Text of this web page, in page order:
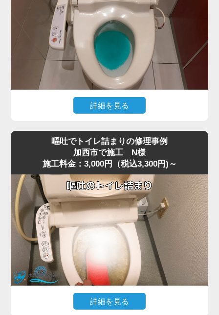
に分けて流す」「厚手ペーパーを大量に使わない」など正
しい使い方もお伝えしました。
大量のペーパーによる詰まりは軽度に見えても、便器内部
の奥で固まっていることが多く、高圧ポンプのような専門
機材でないと解消が難しいケースが非常に多いです。
最近は「流せる」と書かれたお掃除シートが普及していま
すが、実際にはトイレットペーパーほど水に溶けにくく、
加西市周辺でもシート詰まりのトラブルが増えています。
特に節水型トイレでは水量が少ないため、少し厚めのシー
トでも奥で丸まって団子状に固まりやすく、家庭用のラバ
ーカップではほとんど動かないケースが多いのが特徴で
今回の現場では、業務用の高圧ポンプを使用し、詰まりの
ある深い位置に圧力を段階的にかけて作業を行いました。
数回加圧すると、固まっていたシートの塊が崩れ、排水路
複数回の流しテストでも異常はなく、通常利用できる状態
お掃除シートは「流せる」と表記されていても、実際には
水に溶けず、トラブルの原因になりやすいため、便器に流
さずにゴミ箱へ捨てることが一番安全です。
詰まりや水位の異常が出た場合は無理に流さず、早めにご
相談いただくことをおすすめします。
詳細を見る
引かなくなりトイレが使えなくなったというご相談があり
現場で状況を確認すると、便器の内部で猫砂が固まり、排
水路を完全に塞いでいる状態でした。
最近は「流せる」と書かれた猫砂も販売されていますが、
実際には水に触れると急激に膨張したり、塊になったりす
るため、排水経路の奥で詰まりやすく、加西市周辺でも同
様のトラブルが増えています。
特に節水型トイレでは水量が少ないため、砂の一部が奥で
固まると、ラバーカップや薬剤ではまったく効果が出ない
ケースが多いのが特徴です。
今回の現場では、表面的な処置では改善が見込めないた
め、便器を一度取り外して内部の閉塞箇所に直接アクセス
する方法を選択しました。
便器を脱着し、排水路の奥を確認すると、大きく膨れた猫
嘔吐でトイレ詰まりの修理事例
加西市で施工 N様
施工料金：3,000円（税込3,300円)～
詳細を見る